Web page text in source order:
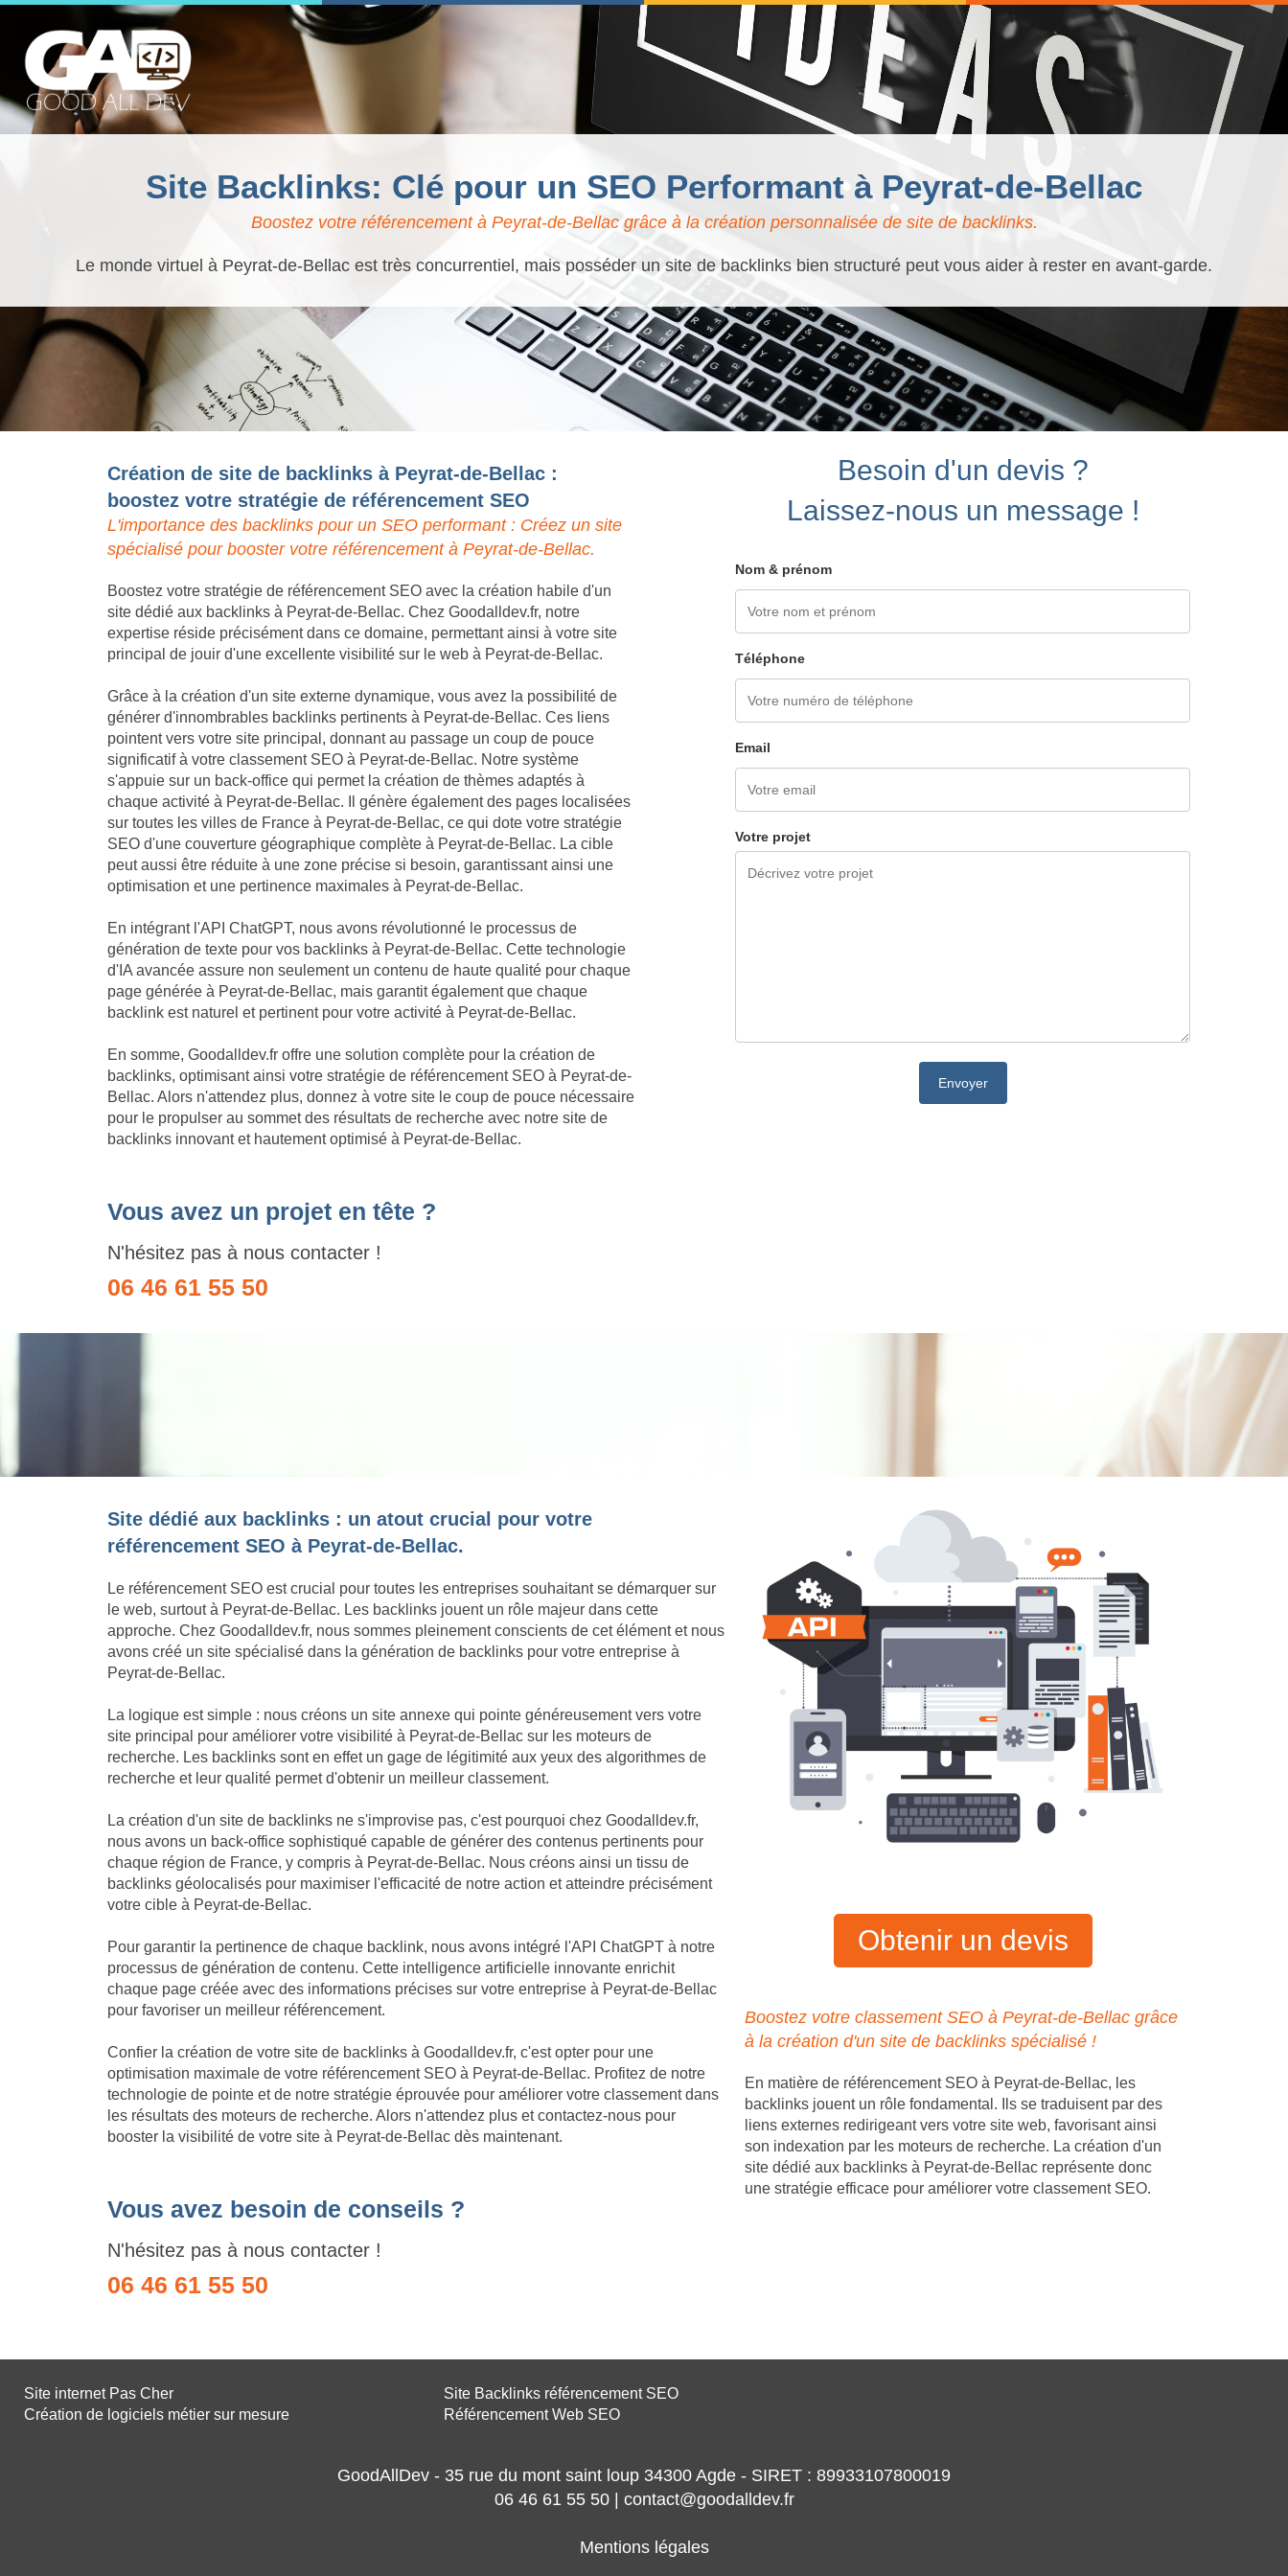
Site Backlinks: Clé pour un SEO Performant à Peyrat-de-Bellac
Boostez votre référencement à Peyrat-de-Bellac grâce à la création personnalisée de site de backlinks.
Le monde virtuel à Peyrat-de-Bellac est très concurrentiel, mais posséder un site de backlinks bien structuré peut vous aider à rester en avant-garde.
Création de site de backlinks à Peyrat-de-Bellac :
boostez votre stratégie de référencement SEO
L'importance des backlinks pour un SEO performant : Créez un site
spécialisé pour booster votre référencement à Peyrat-de-Bellac.
Boostez votre stratégie de référencement SEO avec la création habile d'un
site dédié aux backlinks à Peyrat-de-Bellac. Chez Goodalldev.fr, notre
expertise réside précisément dans ce domaine, permettant ainsi à votre site
principal de jouir d'une excellente visibilité sur le web à Peyrat-de-Bellac.
Grâce à la création d'un site externe dynamique, vous avez la possibilité de
générer d'innombrables backlinks pertinents à Peyrat-de-Bellac. Ces liens
pointent vers votre site principal, donnant au passage un coup de pouce
significatif à votre classement SEO à Peyrat-de-Bellac. Notre système
s'appuie sur un back-office qui permet la création de thèmes adaptés à
chaque activité à Peyrat-de-Bellac. Il génère également des pages localisées
sur toutes les villes de France à Peyrat-de-Bellac, ce qui dote votre stratégie
SEO d'une couverture géographique complète à Peyrat-de-Bellac. La cible
peut aussi être réduite à une zone précise si besoin, garantissant ainsi une
optimisation et une pertinence maximales à Peyrat-de-Bellac.
En intégrant l'API ChatGPT, nous avons révolutionné le processus de
génération de texte pour vos backlinks à Peyrat-de-Bellac. Cette technologie
d'IA avancée assure non seulement un contenu de haute qualité pour chaque
page générée à Peyrat-de-Bellac, mais garantit également que chaque
backlink est naturel et pertinent pour votre activité à Peyrat-de-Bellac.
En somme, Goodalldev.fr offre une solution complète pour la création de
backlinks, optimisant ainsi votre stratégie de référencement SEO à Peyrat-de-
Bellac. Alors n'attendez plus, donnez à votre site le coup de pouce nécessaire
pour le propulser au sommet des résultats de recherche avec notre site de
backlinks innovant et hautement optimisé à Peyrat-de-Bellac.
Vous avez un projet en tête ?
N'hésitez pas à nous contacter !
06 46 61 55 50
Besoin d'un devis ?
Laissez-nous un message !
Nom & prénom
Téléphone
Email
Votre projet
Site dédié aux backlinks : un atout crucial pour votre
référencement SEO à Peyrat-de-Bellac.
Le référencement SEO est crucial pour toutes les entreprises souhaitant se démarquer sur
le web, surtout à Peyrat-de-Bellac. Les backlinks jouent un rôle majeur dans cette
approche. Chez Goodalldev.fr, nous sommes pleinement conscients de cet élément et nous
avons créé un site spécialisé dans la génération de backlinks pour votre entreprise à
Peyrat-de-Bellac.
La logique est simple : nous créons un site annexe qui pointe généreusement vers votre
site principal pour améliorer votre visibilité à Peyrat-de-Bellac sur les moteurs de
recherche. Les backlinks sont en effet un gage de légitimité aux yeux des algorithmes de
recherche et leur qualité permet d'obtenir un meilleur classement.
La création d'un site de backlinks ne s'improvise pas, c'est pourquoi chez Goodalldev.fr,
nous avons un back-office sophistiqué capable de générer des contenus pertinents pour
chaque région de France, y compris à Peyrat-de-Bellac. Nous créons ainsi un tissu de
backlinks géolocalisés pour maximiser l'efficacité de notre action et atteindre précisément
votre cible à Peyrat-de-Bellac.
Pour garantir la pertinence de chaque backlink, nous avons intégré l'API ChatGPT à notre
processus de génération de contenu. Cette intelligence artificielle innovante enrichit
chaque page créée avec des informations précises sur votre entreprise à Peyrat-de-Bellac
pour favoriser un meilleur référencement.
Confier la création de votre site de backlinks à Goodalldev.fr, c'est opter pour une
optimisation maximale de votre référencement SEO à Peyrat-de-Bellac. Profitez de notre
technologie de pointe et de notre stratégie éprouvée pour améliorer votre classement dans
les résultats des moteurs de recherche. Alors n'attendez plus et contactez-nous pour
booster la visibilité de votre site à Peyrat-de-Bellac dès maintenant.
Vous avez besoin de conseils ?
N'hésitez pas à nous contacter !
06 46 61 55 50
Obtenir un devis
Boostez votre classement SEO à Peyrat-de-Bellac grâce
à la création d'un site de backlinks spécialisé !
En matière de référencement SEO à Peyrat-de-Bellac, les
backlinks jouent un rôle fondamental. Ils se traduisent par des
liens externes redirigeant vers votre site web, favorisant ainsi
son indexation par les moteurs de recherche. La création d'un
site dédié aux backlinks à Peyrat-de-Bellac représente donc
une stratégie efficace pour améliorer votre classement SEO.
Site internet Pas Cher
Création de logiciels métier sur mesure
Site Backlinks référencement SEO
Référencement Web SEO
GoodAllDev - 35 rue du mont saint loup 34300 Agde - SIRET : 89933107800019
06 46 61 55 50 | contact@goodalldev.fr
Mentions légales